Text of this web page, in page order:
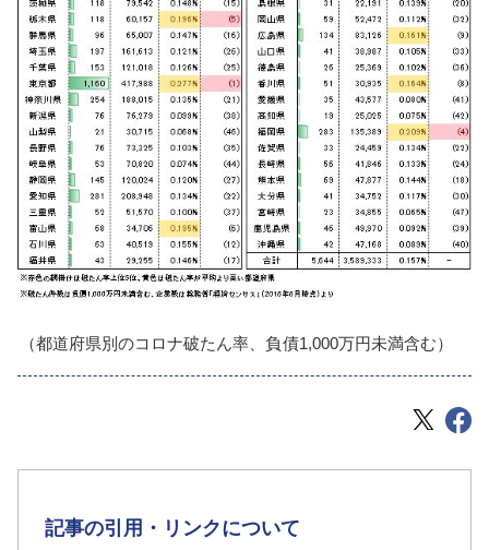
（都道府県別のコロナ破たん率、負債1,000万円未満含む）
記事の引用・リンクについて